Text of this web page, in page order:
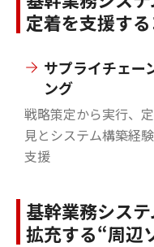
定着を支援す
サプライチェー
ング
戦略策定から実行、
見とシステム構築経
支援
基幹業務シス
拡充する“周辺